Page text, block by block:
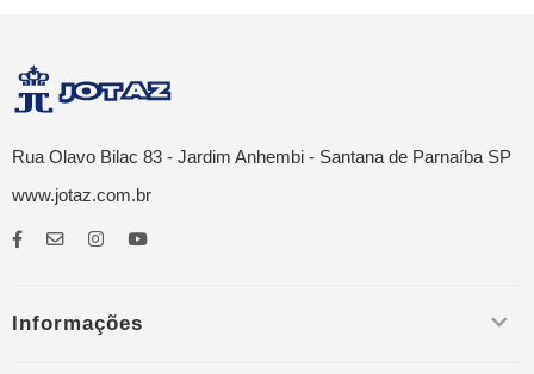
Rua Olavo Bilac 83 - Jardim Anhembi - Santana de Parnaíba SP
www.jotaz.com.br
Informações